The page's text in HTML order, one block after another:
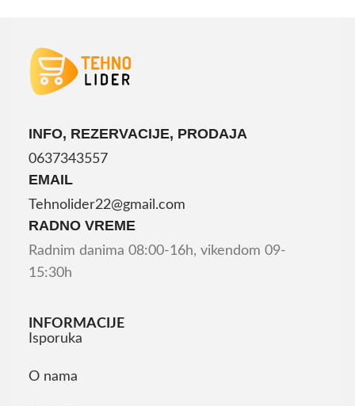
INFO, REZERVACIJE, PRODAJA
0637343557
EMAIL
Tehnolider22@gmail.com
RADNO VREME
Radnim danima 08:00-16h, vikendom 09-
15:30h
INFORMACIJE
Isporuka
O nama